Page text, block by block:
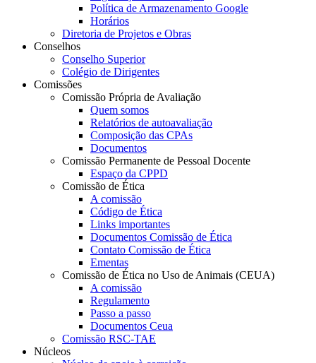
Política de Armazenamento Google
Horários
Diretoria de Projetos e Obras
Conselhos
Conselho Superior
Colégio de Dirigentes
Comissões
Comissão Própria de Avaliação
Quem somos
Relatórios de autoavaliação
Composição das CPAs
Documentos
Comissão Permanente de Pessoal Docente
Espaço da CPPD
Comissão de Ética
A comissão
Código de Ética
Links importantes
Documentos Comissão de Ética
Contato Comissão de Ética
Ementas
Comissão de Ética no Uso de Animais (CEUA)
A comissão
Regulamento
Passo a passo
Documentos Ceua
Comissão RSC-TAE
Núcleos